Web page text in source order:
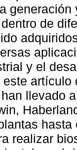
de
y el
llevado
realizar